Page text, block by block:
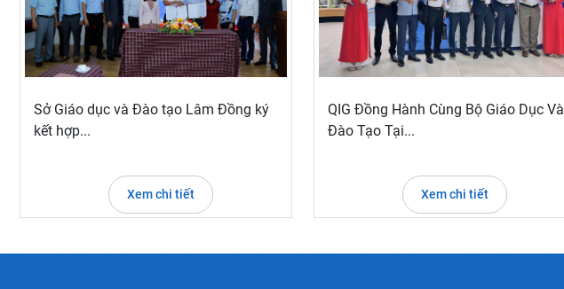
Sở Giáo dục và Đào tạo Lâm Đồng ký
kết hợp...
Xem chi tiết
QIG Đồng Hành Cùng Bộ Giáo Dục Và
Đào Tạo Tại...
Xem chi tiết